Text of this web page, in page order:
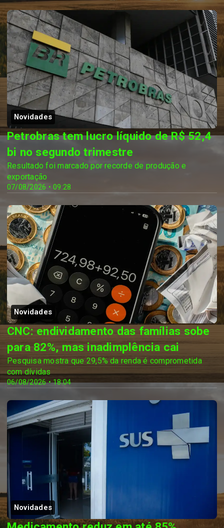
Novidades
07/08/2026 • 09:28
Petrobras tem lucro líquido de R$ 52,4
bi no segundo trimestre
Resultado foi marcado por recorde de produção e
exportação
Novidades
06/08/2026 • 18:04
CNC: endividamento das famílias sobe
para 82%, mas inadimplência cai
Pesquisa mostra que 29,5% da renda é comprometida
com dívidas
Novidades